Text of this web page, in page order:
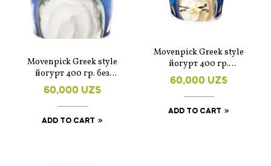
Movenpick Greek style
йогурт 400 гр. без
добавок
60,000 UZS
ADD TO CART
Movenpick Greek style
йогурт 400 гр.
Ваниль
60,000 UZS
ADD TO CART